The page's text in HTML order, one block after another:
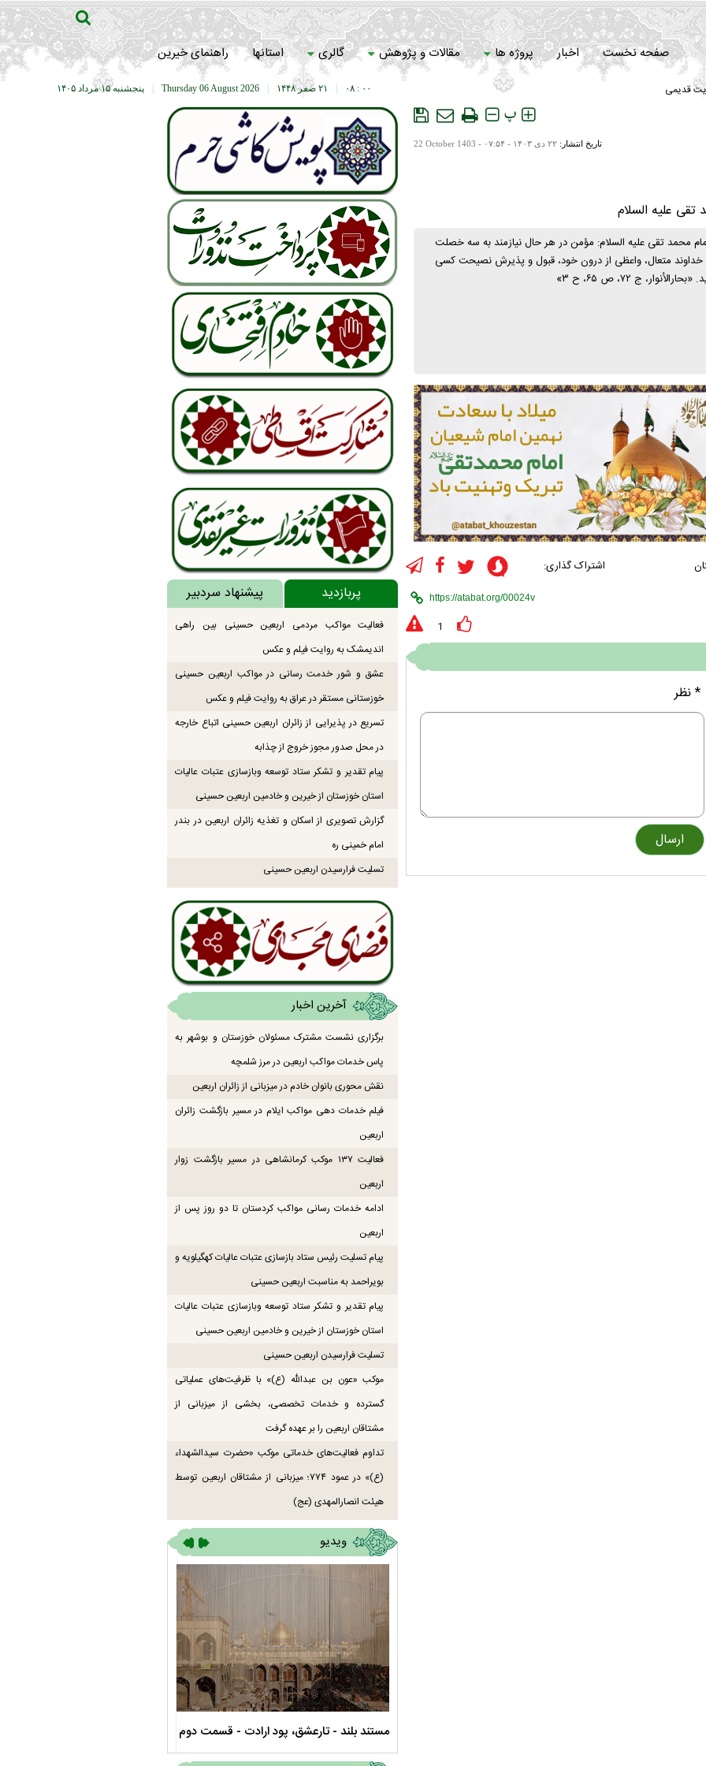
صفحه نخست اخبار پروژه ها مقالات و پژوهش گالری استانها راهنمای خیرین
سامانه خادمانقدیمی پنجشنبه ۱۵ مرداد ۱۴۰۵ Thursday 06 August 2026 ۲۱ صفر ۱۴۴۸ ۰۰ : ۰۸
پ
تاریخ انتشار: ۲۲ دی ۱۴۰۳ - ۰۷:۵۴ - 22 October 1403
علیه السلام
محمد تقی علیه السلام: مؤمن در هر حال نیازمند به سه خصلت
متعال، واعظی از درون خود، قبول و پذیرش نصیحت کسی
ج ۷۲، ص ۶۵، ح ۳»
اشتراک گذاری:
1
* نظر
پربازدید پیشنهاد سردبیر
فعالیت مواکب مردمی اربعین حسینی بین راهی
اندیمشک به روایت فیلم و عکس
عشق و شور خدمت رسانی در مواکب اربعین حسینی
خوزستانی مستقر در عراق به روایت فیلم و عکس
تسریع در پذیرایی از زائران اربعین حسینی اتباع خارجه
در محل صدور مجوز خروج از چذابه
پیام تقدیر و تشکر ستاد توسعه وبازسازی عتبات عالیات
استان خوزستان از خیرین و خادمین اربعین حسینی
گزارش تصویری از اسکان و تغذیه زائران اربعین در بندر
امام خمینی ره
تسلیت فرارسیدن اربعین حسینی
آخرین اخبار
برگزاری نشست مشترک مسئولان خوزستان و بوشهر به
پاس خدمات مواکب اربعین در مرز شلمچه
نقش محوری بانوان خادم در میزبانی از زائران اربعین
فیلم خدمات دهی مواکب ایلام در مسیر بازگشت زائران
اربعین
فعالیت ۱۳۷ موکب کرمانشاهی در مسیر بازگشت زوار
اربعین
ادامه خدمات رسانی مواکب کردستان تا دو روز پس از
اربعین
پیام تسلیت رئیس ستاد بازسازی عتبات عالیات کهگیلویه و
بویراحمد به مناسبت اربعین حسینی
پیام تقدیر و تشکر ستاد توسعه وبازسازی عتبات عالیات
استان خوزستان از خیرین و خادمین اربعین حسینی
تسلیت فرارسیدن اربعین حسینی
موکب «عون بن عبدالله (ع)» با ظرفیت‌های عملیاتی
گسترده و خدمات تخصصی، بخشی از میزبانی از
مشتاقان اربعین را بر عهده گرفت
تداوم فعالیت‌های خدماتی موکب «حضرت سیدالشهداء
(ع)» در عمود ۷۷۴؛ میزبانی از مشتاقان اربعین توسط
هیئت انصارالمهدی (عج)
ویدیو
مستند بلند - تارعشق، پود ارادت - قسمت دوم